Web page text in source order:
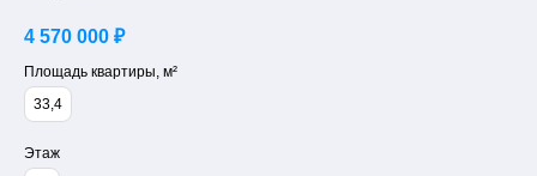
4 570 000 ₽
Площадь квартиры, м²
33,4
Этаж